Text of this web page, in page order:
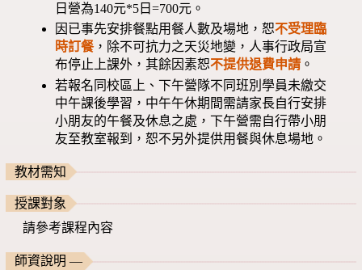
日營為140元*5日=700元。
因已事先安排餐點用餐人數及場地，恕不受理臨
時訂餐，除不可抗力之天災地變，人事行政局宣
布停止上課外，其餘因素恕不提供退費申請 。
若報名同校區上、下午營隊不同班別學員未繳交
中午課後學習，中午午休期間需請家長自行安排
小朋友的午餐及休息之處，下午營需自行帶小朋
友至教室報到，恕不另外提供用餐與休息場地。
教材需知
授課對象
請參考課程內容
師資說明 —